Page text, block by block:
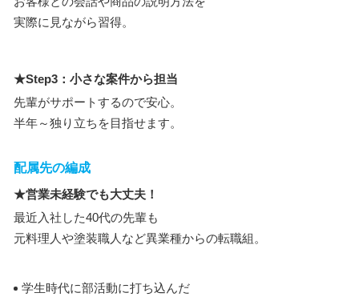
実際に見ながら習得。
★Step3：小さな案件から担当
先輩がサポートするので安心。
半年～独り立ちを目指せます。
配属先の編成
★営業未経験でも大丈夫！
最近入社した40代の先輩も
元料理人や塗装職人など異業種からの転職組。
学生時代に部活動に打ち込んだ